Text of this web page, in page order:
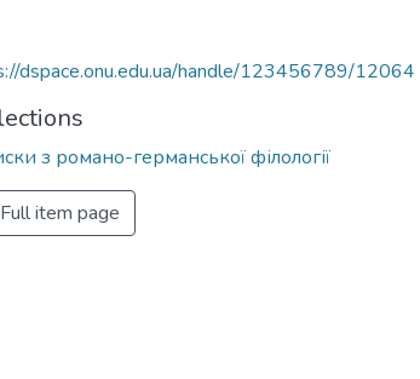
dspace.onu.edu.ua/handle/123456789/12064
з романо-германської філології
Full item page